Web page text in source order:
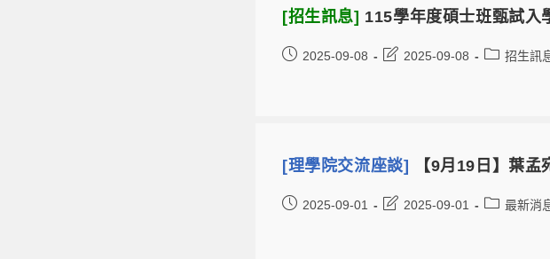
[招生訊息] 115學年度碩士班甄試入
2025-09-08 2025-09-08 招生訊
[理學院交流座談] 【9月19日】葉
2025-09-01 2025-09-01 最新消